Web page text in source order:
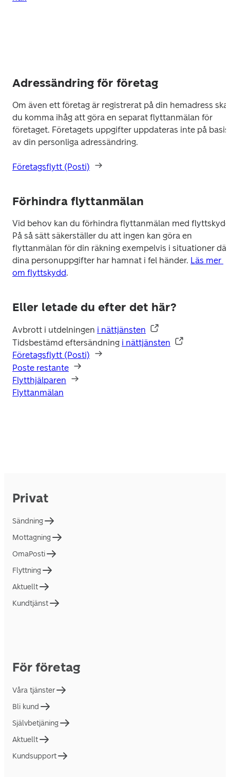
Adressändring för företag
Om även ett företag är registrerat på din hemadress ska
du komma ihåg att göra en separat flyttanmälan för
företaget. Företagets uppgifter uppdateras inte på basis
av din personliga adressändring.
Företagsflytt (Posti)
Förhindra flyttanmälan
Vid behov kan du förhindra flyttanmälan med
På så sätt säkerställer du att ingen kan göra en
flyttanmälan för din räkning exempelvis i situationer där
dina personuppgifter har hamnat i fel händer. Läs mer
om flyttskydd.
Eller letade du efter det här?
Avbrott i utdelningen i nättjänsten
Tidsbestämd eftersändning i nättjänsten
Företagsflytt (Posti)
Poste restante
Flytthjälparen
Flyttanmälan
Privat
Sändning
Mottagning
OmaPosti
Flyttning
Aktuellt
Kundtjänst
För företag
Våra tjänster
Bli kund
Självbetjäning
Aktuellt
Kundsupport